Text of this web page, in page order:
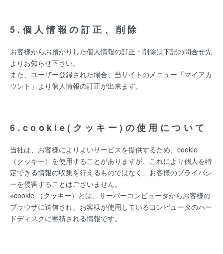
5.個人情報の訂正、削除
お客様からお預かりした個人情報の訂正・削除は下記の問合せ先
よりお知らせ下さい。
また、ユーザー登録された場合、当サイトのメニュー「マイアカ
ウント」より個人情報の訂正が出来ます。
6.cookie(クッキー)の使用について
当社は、お客様によりよいサービスを提供するため、cookie
（クッキー）を使用することがありますが、これにより個人を特
定できる情報の収集を行えるものではなく、お客様のプライバシ
ーを侵害することはございません。
※cookie （クッキー）とは、サーバーコンピュータからお客様の
ブラウザに送信され、お客様が使用しているコンピュータのハー
ドディスクに蓄積される情報です。